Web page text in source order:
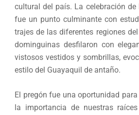
cultural del país. La celebración
fue un punto culminante con
trajes de las diferentes regiones
dominguinas desfilaron con
vistosos vestidos y sombrillas,
estilo del Guayaquil de antaño.
El pregón fue una oportunidad
la importancia de nuestras